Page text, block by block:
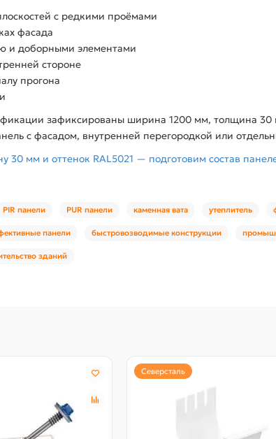
с редкими проёмами
фасада
и доборными элементами
стороне
прогона
зафиксированы ширина 1200 мм, толщина
с фасадом, внутренней перегородкой или
мм и оттенок RAL5021 — подготовим состав
PIR панели PUR панели каменная вата утеплитель
панели быстровозводимые конструкции
зданий
Северсталь